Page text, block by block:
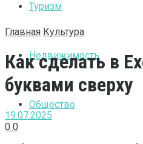
Туризм
Недвижимость
Общество
Главная Культура
Как сделать в
буквами сверху
19.07.2025
0 0